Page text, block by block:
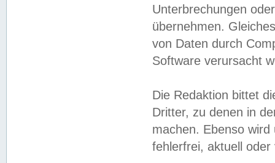
Unterbrechungen
übernehmen.
von Daten durch
Software verursacht
Die Redaktion bittet
Dritter, zu denen in
machen. Ebenso
fehlerfrei, aktuell oder